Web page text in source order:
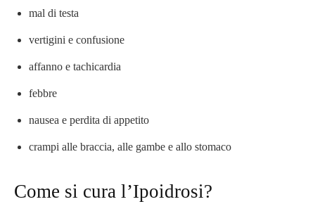
mal di testa
vertigini e confusione
affanno e tachicardia
febbre
nausea e perdita di appetito
crampi alle braccia, alle gambe e allo stomaco
Come si cura l’Ipoidrosi?